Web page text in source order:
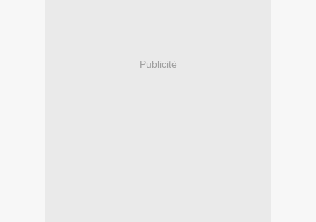
Publicité